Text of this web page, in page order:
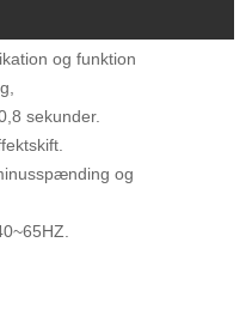
og funktion
sekunder.
og